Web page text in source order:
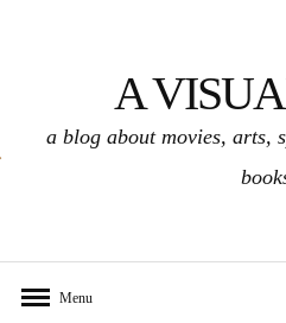
A
a blog about movies, arts,
Menu